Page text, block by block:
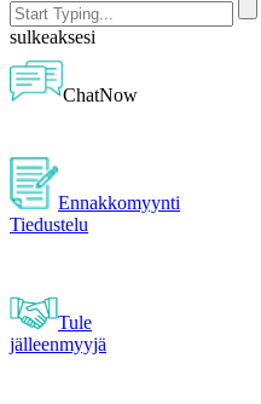
sulkeaksesi
ChatNow
Ennakkomyynti
Tiedustelu
Tule
jälleenmyyjä